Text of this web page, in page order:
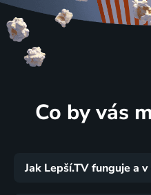
Co by vás
Jak Lepší.TV funguje a